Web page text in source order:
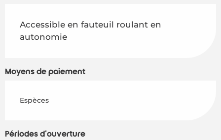
Accessible en fauteuil roulant en
autonomie
Moyens de paiement
Espèces
Périodes d'ouverture